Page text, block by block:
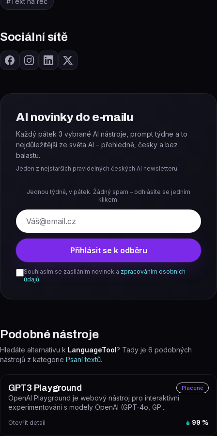
Sociální sítě
AI novinky do e-mailu
Každý pátek 3 vybrané AI nástroje, prompt týdne a to
nejdůležitější ze světa AI – přehledně, česky a bez
balastu.
Jeden z nejstarších pravidelných českých AI newsletterů.
Jednou týdně, v pátek. Žádný spam – odhlásíte se jedním
klikem.
E-mail
Přihlásit se k odběru
Souhlasím se zasíláním novinek a zpracováním osobních
údajů.
Podobné nástroje
Hledáte alternativu k LanguageTool? Tady je 6 podobných
nástrojů z kategorie Psaní textů.
GPT3 Playground Placené
OpenAI Playground je webový nástroj pro interaktivní
experimentování s modely OpenAI (GPT-4o, GP...
Otevřít detail 99 %